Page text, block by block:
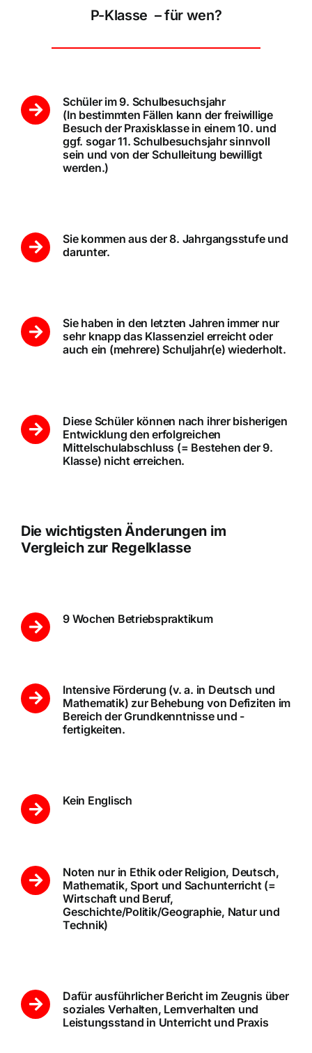
P-Klasse – für wen?
Schüler im 9. Schulbesuchsjahr
(In bestimmten Fällen kann der freiwillige
Besuch der Praxisklasse in einem 10. und
ggf. sogar 11. Schulbesuchsjahr sinnvoll
sein und von der Schulleitung bewilligt
werden.)
Sie kommen aus der 8. Jahrgangsstufe und
darunter.
Sie haben in den letzten Jahren immer nur
sehr knapp das Klassenziel erreicht oder
auch ein (mehrere) Schuljahr(e) wiederholt.
Diese Schüler können nach ihrer bisherigen
Entwicklung den erfolgreichen
Mittelschulabschluss (= Bestehen der 9.
Klasse) nicht erreichen.
Die wichtigsten Änderungen im
Vergleich zur Regelklasse
9 Wochen Betriebspraktikum
Intensive Förderung (v. a. in Deutsch und
Mathematik) zur Behebung von Defiziten im
Bereich der Grundkenntnisse und -
fertigkeiten.
Kein Englisch
Noten nur in Ethik oder Religion, Deutsch,
Mathematik, Sport und Sachunterricht (=
Wirtschaft und Beruf,
Geschichte/Politik/Geographie, Natur und
Technik)
Dafür ausführlicher Bericht im Zeugnis über
soziales Verhalten, Lernverhalten und
Leistungsstand in Unterricht und Praxis